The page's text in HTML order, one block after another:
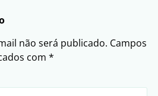
não será publicado. Campos
com *